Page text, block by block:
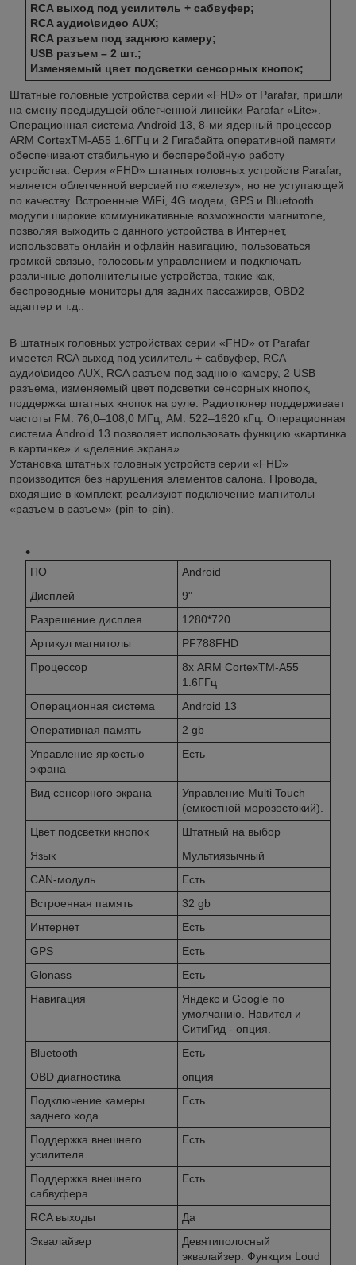
RCA выход под усилитель + сабвуфер;
RCA аудио\видео AUX;
RCA разъем под заднюю камеру;
USB разъем – 2 шт.;
Изменяемый цвет подсветки сенсорных кнопок;
Штатные головные устройства серии «FHD» от Parafar, пришли
на смену предыдущей облегченной линейки Parafar «Lite».
Операционная система Android 13, 8-ми ядерный процессор
ARM CortexTM-A55 1.6ГГц и 2 Гигабайта оперативной памяти
обеспечивают стабильную и бесперебойную работу
устройства. Серия «FHD» штатных головных устройств Parafar,
является облегченной версией по «железу», но не уступающей
по качеству. Встроенные WiFi, 4G модем, GPS и Bluetooth
модули широкие коммуникативные возможности магнитоле,
позволяя выходить с данного устройства в Интернет,
использовать онлайн и офлайн навигацию, пользоваться
громкой связью, голосовым управлением и подключать
различные дополнительные устройства, такие как,
беспроводные мониторы для задних пассажиров, OBD2
адаптер и т.д..
В штатных головных устройствах серии «FHD» от Parafar
имеется RCA выход под усилитель + сабвуфер, RCA
аудио\видео AUX, RCA разъем под заднюю камеру, 2 USB
разъема, изменяемый цвет подсветки сенсорных кнопок,
поддержка штатных кнопок на руле. Радиотюнер поддерживает
частоты FM: 76,0–108,0 МГц, AM: 522–1620 кГц. Операционная
система Android 13 позволяет использовать функцию «картинка
в картинке» и «деление экрана».
Установка штатных головных устройств серии «FHD»
производится без нарушения элементов салона. Провода,
входящие в комплект, реализуют подключение магнитолы
«разъем в разъем» (pin-to-pin).
ПО
Android
Дисплей
9"
Разрешение дисплея
1280*720
Артикул магнитолы
PF788FHD
Процессор
8х ARM CortexTM-A55
1.6ГГц
Операционная система
Android 13
Оперативная память
2 gb
Управление яркостью
экрана
Есть
Вид сенсорного экрана
Управление Multi Touch
(емкостной морозостокий).
Цвет подсветки кнопок
Штатный на выбор
Язык
Мультиязычный
CAN-модуль
Есть
Встроенная память
32 gb
Интернет
Есть
GPS
Есть
Glonass
Есть
Навигация
Яндекс и Googlе по
умолчанию. Навител и
СитиГид - опция.
Bluetooth
Есть
OBD диагностика
опция
Подключение камеры
заднего хода
Есть
Поддержка внешнего
усилителя
Есть
Поддержка внешнего
сабвуфера
Есть
RCA выходы
Да
Эквалайзер
Девятиполосный
эквалайзер. Функция Loud